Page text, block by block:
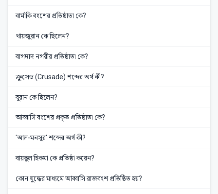
বার্মাকি বংশের প্রতিষ্ঠাতা কে?
খায়জুরান কে ছিলেন?
বাগদাদ নগরীর প্রতিষ্ঠাতা কে?
ক্রুসেড (Crusade) শব্দের অর্থ কী?
বুরান কে ছিলেন?
আব্বাসি বংশের প্রকৃত প্রতিষ্ঠাতা কে?
'আল-মনসুর' শব্দের অর্থ কী?
বায়তুল হিকমা কে প্রতিষ্ঠা করেন?
কোন যুদ্ধের মাধ্যমে আব্বাসি রাজবংশ প্রতিষ্ঠিত হয়?